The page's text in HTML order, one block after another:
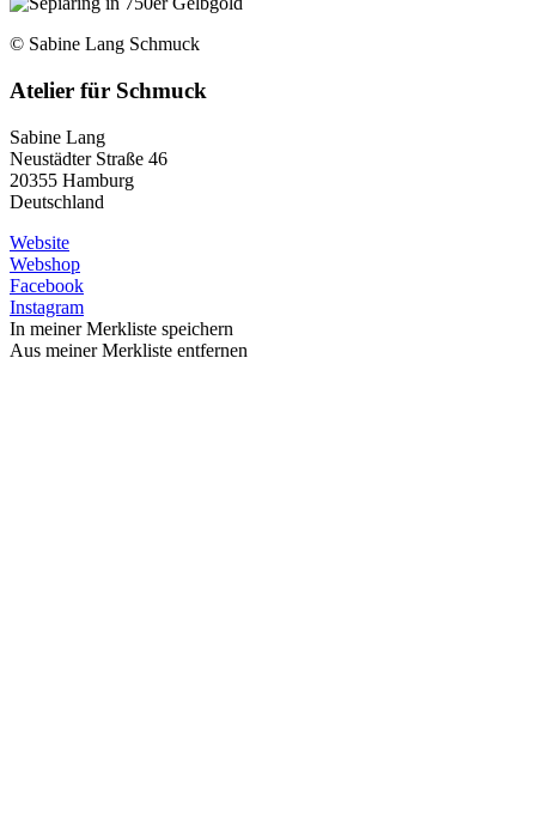
© Sabine Lang Schmuck
Atelier für Schmuck
Sabine Lang
Neustädter Straße 46
20355 Hamburg
Deutschland
Website
Webshop
Facebook
Instagram
In meiner Merkliste speichern
Aus meiner Merkliste entfernen